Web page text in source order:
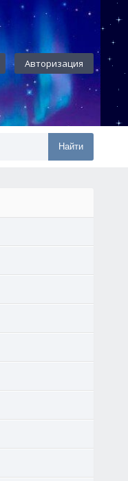
Авторизация
Найти